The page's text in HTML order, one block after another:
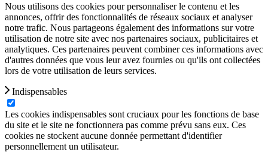
Nous utilisons des cookies pour personnaliser le contenu et les
annonces, offrir des fonctionnalités de réseaux sociaux et analyser
notre trafic. Nous partageons également des informations sur votre
utilisation de notre site avec nos partenaires sociaux, publicitaires et
analytiques. Ces partenaires peuvent combiner ces informations avec
d'autres données que vous leur avez fournies ou qu'ils ont collectées
lors de votre utilisation de leurs services.
Indispensables
Les cookies indispensables sont cruciaux pour les fonctions de base
du site et le site ne fonctionnera pas comme prévu sans eux. Ces
cookies ne stockent aucune donnée permettant d'identifier
personnellement un utilisateur.